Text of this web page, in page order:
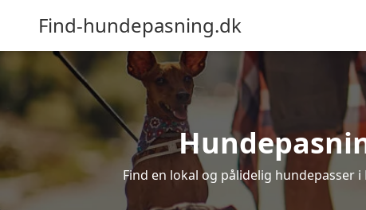
Find-hundepasning.dk
Find en lokal og pålidelig